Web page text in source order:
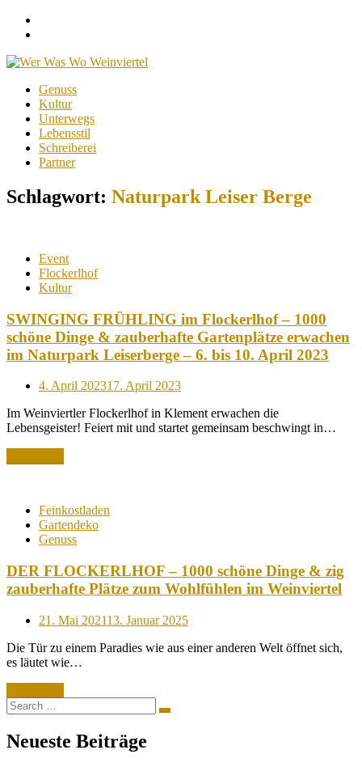
Skip
content
Genuss
Kultur
Unterwegs
Lebensstil
Schreiberei
Partner
Schlagwort: Naturpark Leiser Berge
Event
Flockerlhof
Kultur
SWINGING FRÜHLING im Flockerlhof – 1000
schöne Dinge & zauberhafte Gartenplätze erwachen
im Naturpark Leiserberge – 6. bis 10. April 2023
Posted
4. April 202317. April 2023
Im Weinviertler Flockerlhof in Klement erwachen die
Lebensgeister! Feiert mit und startet gemeinsam beschwingt in…
Feinkostladen
Gartendeko
Genuss
DER FLOCKERLHOF – 1000 schöne Dinge & zig
zauberhafte Plätze zum Wohlfühlen im Weinviertel
Posted
21. Mai 202113. Januar 2025
Die Tür zu einem Paradies wie aus einer anderen Welt öffnet sich,
es läutet wie…
Search
for:
Search
Neueste Beiträge